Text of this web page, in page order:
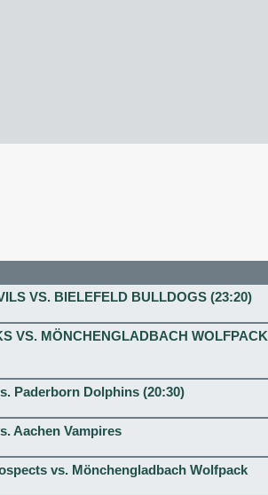
VS. BIELEFELD BULLDOGS (23:20)
VS. MÖNCHENGLADBACH WOLFPACK
Paderborn Dolphins (20:30)
Aachen Vampires
vs. Mönchengladbach Wolfpack